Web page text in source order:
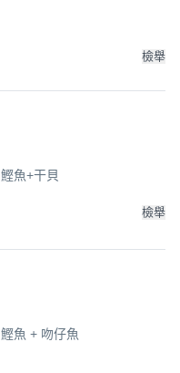
檢舉
魚+干貝
檢舉
魚 + 吻仔魚